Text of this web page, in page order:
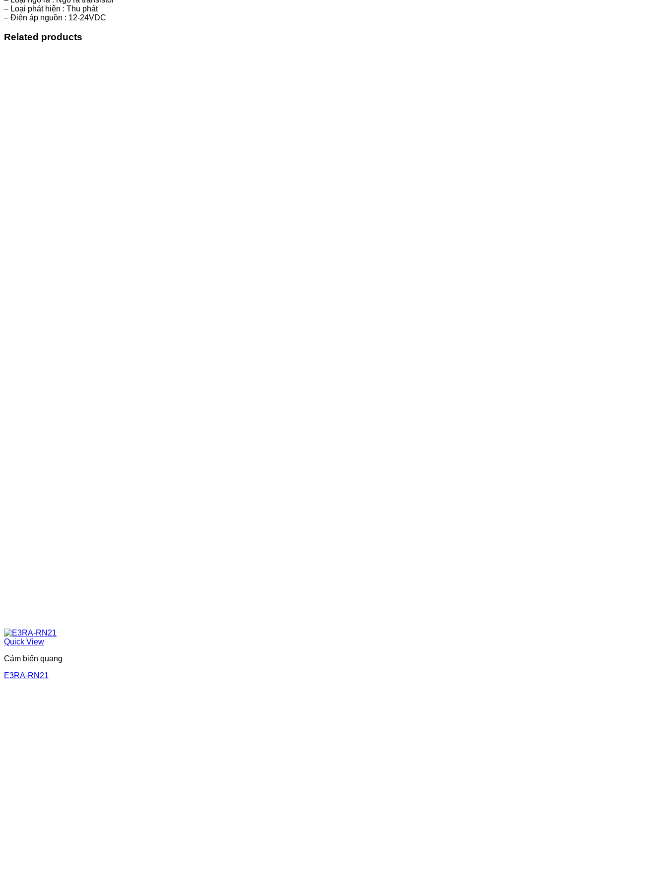
– Loại phát hiện : Thu phát
– Điện áp nguồn : 12-24VDC
Related products
Quick View
Cảm biến quang
E3RA-RN21